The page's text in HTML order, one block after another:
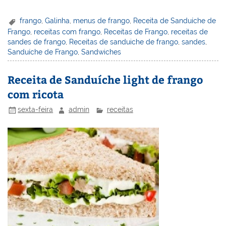
er
e
st
k
e
dI
n
c
e
b
o
k
itt
er
ai
l
h
o
M
ai
l
t
ar
e
frango,Galinha, menus de frango, Receita de Sanduíche de
Frango receitas com frango Receitas de Frango receitas de
sandes de frango Receitas de sanduiche de frango ,sandes
Sanduíche de Frango ,Sandwiches
Receita de Sanduíche light de frango
com ricota
sexta-feira admin receitas